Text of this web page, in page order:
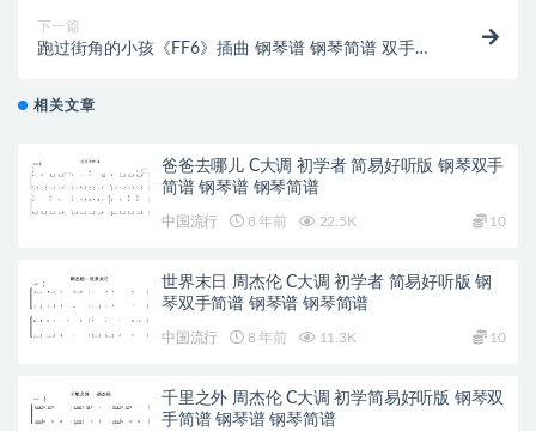
下一篇
跑过街角的小孩《FF6》插曲 钢琴谱 钢琴简谱 双手简
相关文章
爸爸去哪儿 C大调 初学者 简易好听版 钢琴双手
简谱 钢琴谱 钢琴简谱
中国流行 8 年前 22.5K 10
世界末日 周杰伦 C大调 初学者 简易好听版 钢
琴双手简谱 钢琴谱 钢琴简谱
中国流行 8 年前 11.3K 10
千里之外 周杰伦 C大调 初学简易好听版 钢琴双
手简谱 钢琴谱 钢琴简谱